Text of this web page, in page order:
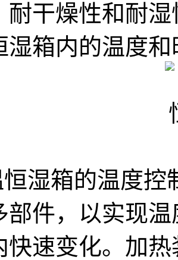
耐干燥性和耐
湿箱内的温度
箱的温度控
部件，以实现
快速变化。加